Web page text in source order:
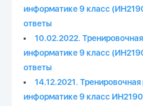
информатике 9 класс
ответы
10.02.2022.
информатике 9 класс
ответы
14.12.2021.
информатике 9 класс